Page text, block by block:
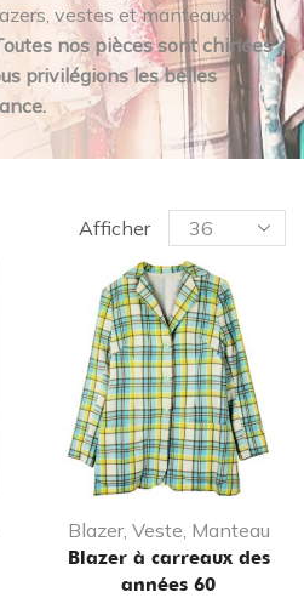
vestes et manteaux,
nos pièces sont chinées
privilégions les belles
Afficher
Blazer, Veste, Manteau
Blazer à carreaux des
années 60